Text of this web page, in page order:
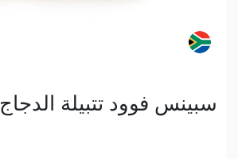
سبينس فوود تتبيلة الدجاج 75 غ